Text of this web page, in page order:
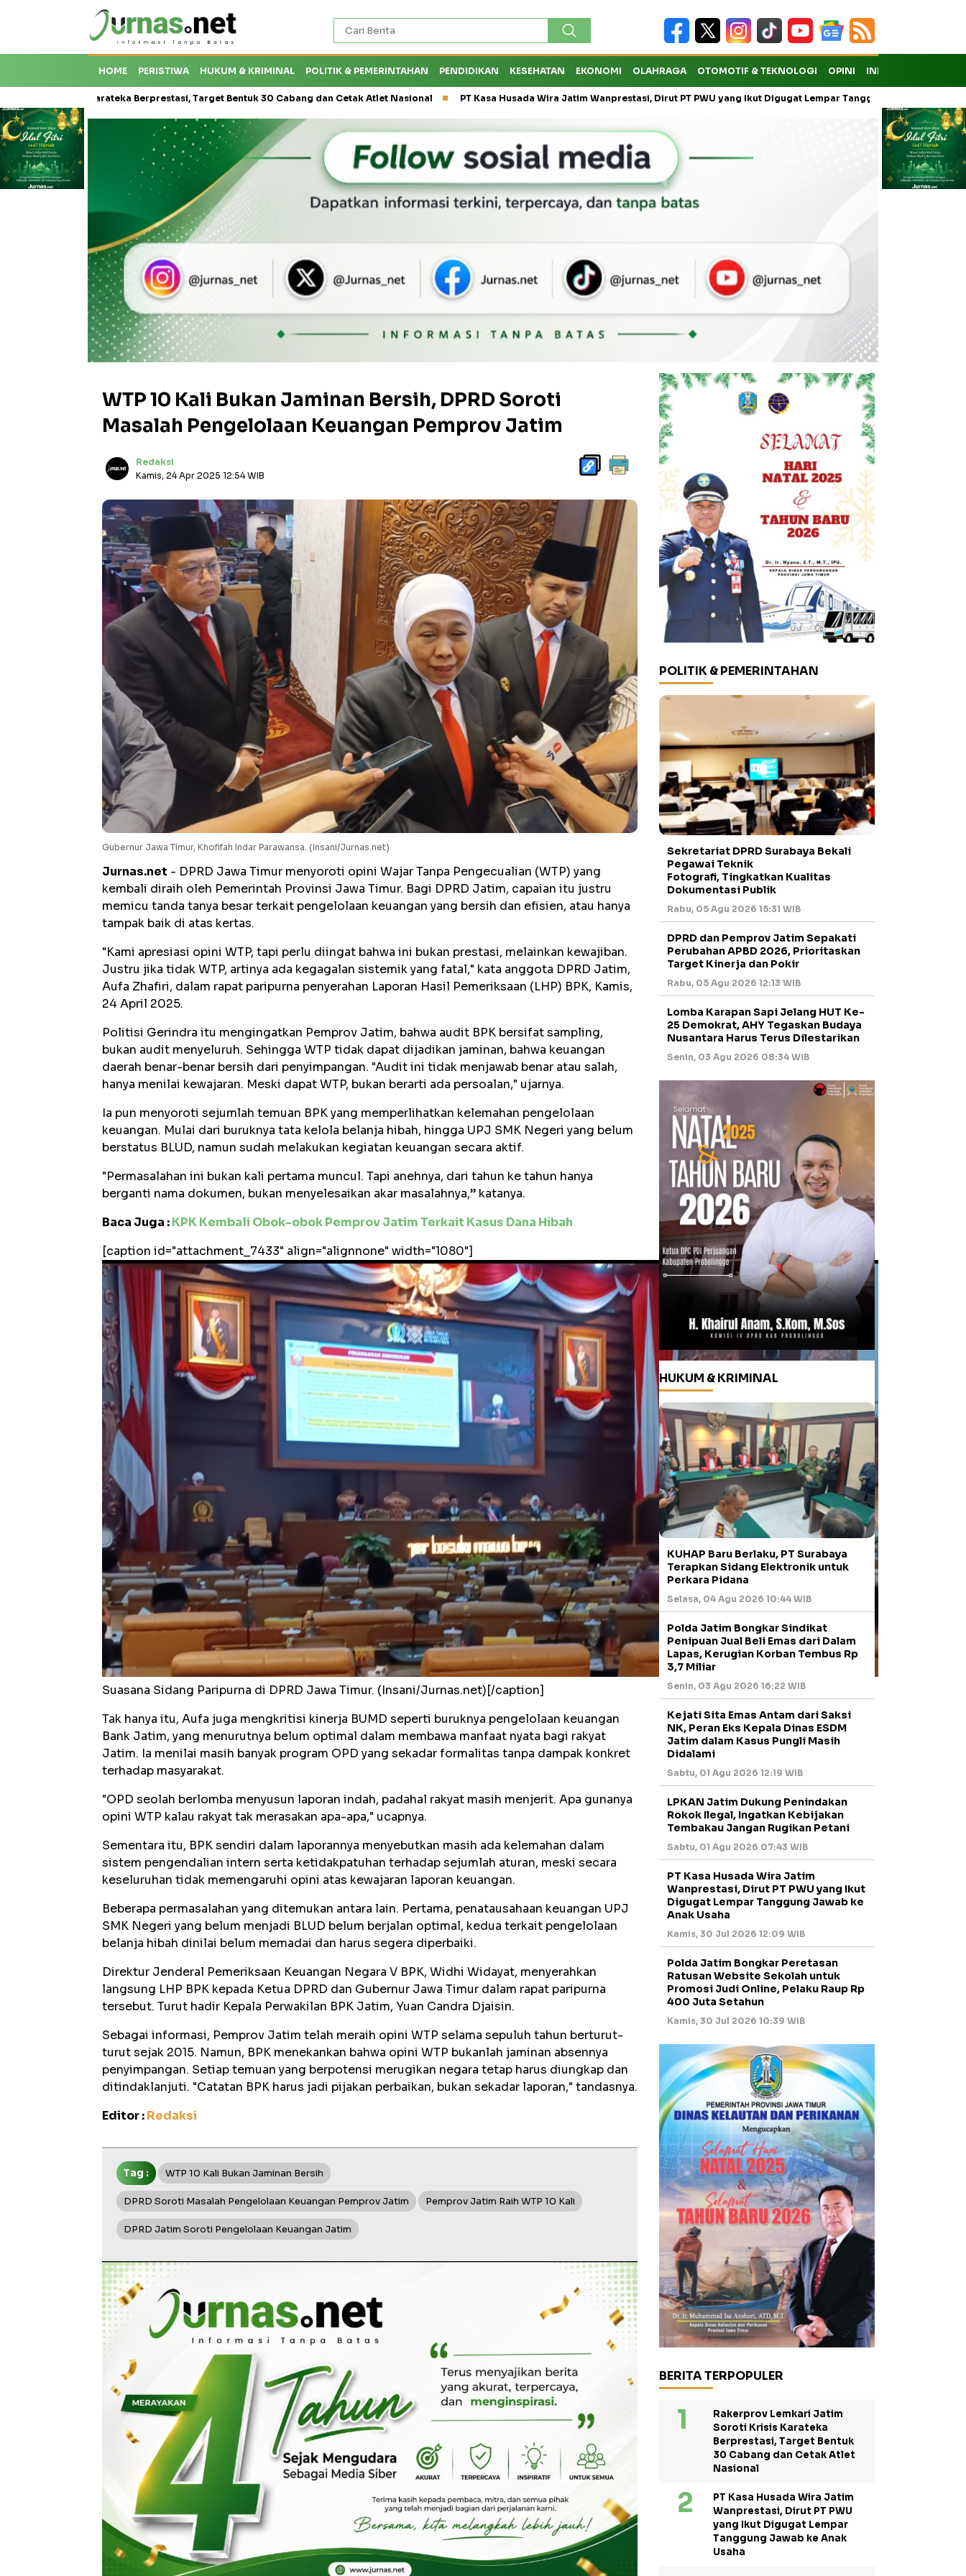
HOME PERISTIWA HUKUM & KRIMINAL POLITIK & PEMERINTAHAN PENDIDIKAN KESEHATAN EKONOMI OLAHRAGA OTOMOTIF & TEKNOLOGI OPINI INDEKS
Berprestasi, Target Bentuk 30 Cabang dan Cetak Atlet Nasional PT Kasa Husada Wira Jatim Wanprestasi, Dirut PT PWU yang Ikut Digugat Lempar Tanggung Jawab ke Anak Usaha
WTP 10 Kali Bukan Jaminan Bersih, DPRD Soroti
Masalah Pengelolaan Keuangan Pemprov Jatim
Redaksi
Kamis, 24 Apr 2025 12:54 WIB
Gubernur Jawa Timur, Khofifah Indar Parawansa. (Insani/Jurnas.net)
Jurnas.net - DPRD Jawa Timur menyoroti opini Wajar Tanpa Pengecualian (WTP) yang
kembali diraih oleh Pemerintah Provinsi Jawa Timur. Bagi DPRD Jatim, capaian itu justru
memicu tanda tanya besar terkait pengelolaan keuangan yang bersih dan efisien, atau hanya
tampak baik di atas kertas.
"Kami apresiasi opini WTP, tapi perlu diingat bahwa ini bukan prestasi, melainkan kewajiban.
Justru jika tidak WTP, artinya ada kegagalan sistemik yang fatal," kata anggota DPRD Jatim,
Aufa Zhafiri, dalam rapat paripurna penyerahan Laporan Hasil Pemeriksaan (LHP) BPK, Kamis,
24 April 2025.
Politisi Gerindra itu mengingatkan Pemprov Jatim, bahwa audit BPK bersifat sampling,
bukan audit menyeluruh. Sehingga WTP tidak dapat dijadikan jaminan, bahwa keuangan
daerah benar-benar bersih dari penyimpangan. "Audit ini tidak menjawab benar atau salah,
hanya menilai kewajaran. Meski dapat WTP, bukan berarti ada persoalan," ujarnya.
Ia pun menyoroti sejumlah temuan BPK yang memperlihatkan kelemahan pengelolaan
keuangan. Mulai dari buruknya tata kelola belanja hibah, hingga UPJ SMK Negeri yang belum
berstatus BLUD, namun sudah melakukan kegiatan keuangan secara aktif.
"Permasalahan ini bukan kali pertama muncul. Tapi anehnya, dari tahun ke tahun hanya
berganti nama dokumen, bukan menyelesaikan akar masalahnya,” katanya.
Baca Juga :KPK Kembali Obok-obok Pemprov Jatim Terkait Kasus Dana Hibah
[caption id="attachment_7433" align="alignnone" width="1080"]
Suasana Sidang Paripurna di DPRD Jawa Timur. (Insani/Jurnas.net)[/caption]
Tak hanya itu, Aufa juga mengkritisi kinerja BUMD seperti buruknya pengelolaan keuangan
Bank Jatim, yang menurutnya belum optimal dalam membawa manfaat nyata bagi rakyat
Jatim. Ia menilai masih banyak program OPD yang sekadar formalitas tanpa dampak konkret
terhadap masyarakat.
"OPD seolah berlomba menyusun laporan indah, padahal rakyat masih menjerit. Apa gunanya
opini WTP kalau rakyat tak merasakan apa-apa," ucapnya.
Sementara itu, BPK sendiri dalam laporannya menyebutkan masih ada kelemahan dalam
sistem pengendalian intern serta ketidakpatuhan terhadap sejumlah aturan, meski secara
keseluruhan tidak memengaruhi opini atas kewajaran laporan keuangan.
Beberapa permasalahan yang ditemukan antara lain. Pertama, penatausahaan keuangan UPJ
SMK Negeri yang belum menjadi BLUD belum berjalan optimal, kedua terkait pengelolaan
belanja hibah dinilai belum memadai dan harus segera diperbaiki.
Direktur Jenderal Pemeriksaan Keuangan Negara V BPK, Widhi Widayat, menyerahkan
langsung LHP BPK kepada Ketua DPRD dan Gubernur Jawa Timur dalam rapat paripurna
tersebut. Turut hadir Kepala Perwakilan BPK Jatim, Yuan Candra Djaisin.
Sebagai informasi, Pemprov Jatim telah meraih opini WTP selama sepuluh tahun berturut-
turut sejak 2015. Namun, BPK menekankan bahwa opini WTP bukanlah jaminan absennya
penyimpangan. Setiap temuan yang berpotensi merugikan negara tetap harus diungkap dan
ditindaklanjuti. "Catatan BPK harus jadi pijakan perbaikan, bukan sekadar laporan," tandasnya.
Editor :Redaksi
Tag : WTP 10 Kali Bukan Jaminan Bersih
DPRD Soroti Masalah Pengelolaan Keuangan Pemprov Jatim Pemprov Jatim Raih WTP 10 Kali
DPRD Jatim Soroti Pengelolaan Keuangan Jatim
POLITIK & PEMERINTAHAN
Sekretariat DPRD Surabaya Bekali
Pegawai Teknik
Fotografi, Tingkatkan Kualitas
Dokumentasi Publik
Rabu, 05 Agu 2026 15:31 WIB
DPRD dan Pemprov Jatim Sepakati
Perubahan APBD 2026, Prioritaskan
Target Kinerja dan Pokir
Rabu, 05 Agu 2026 12:13 WIB
Lomba Karapan Sapi Jelang HUT Ke-
25 Demokrat, AHY Tegaskan Budaya
Nusantara Harus Terus Dilestarikan
Senin, 03 Agu 2026 08:34 WIB
HUKUM & KRIMINAL
KUHAP Baru Berlaku, PT Surabaya
Terapkan Sidang Elektronik untuk
Perkara Pidana
Selasa, 04 Agu 2026 10:44 WIB
Polda Jatim Bongkar Sindikat
Penipuan Jual Beli Emas dari Dalam
Lapas, Kerugian Korban Tembus Rp
3,7 Miliar
Senin, 03 Agu 2026 16:22 WIB
Kejati Sita Emas Antam dari Saksi
NK, Peran Eks Kepala Dinas ESDM
Jatim dalam Kasus Pungli Masih
Didalami
Sabtu, 01 Agu 2026 12:19 WIB
LPKAN Jatim Dukung Penindakan
Rokok Ilegal, Ingatkan Kebijakan
Tembakau Jangan Rugikan Petani
Sabtu, 01 Agu 2026 07:43 WIB
PT Kasa Husada Wira Jatim
Wanprestasi, Dirut PT PWU yang Ikut
Digugat Lempar Tanggung Jawab ke
Anak Usaha
Kamis, 30 Jul 2026 12:09 WIB
Polda Jatim Bongkar Peretasan
Ratusan Website Sekolah untuk
Promosi Judi Online, Pelaku Raup Rp
400 Juta Setahun
Kamis, 30 Jul 2026 10:39 WIB
BERITA TERPOPULER
Rakerprov Lemkari Jatim
Soroti Krisis Karateka
Berprestasi, Target Bentuk
30 Cabang dan Cetak Atlet
Nasional
PT Kasa Husada Wira Jatim
Wanprestasi, Dirut PT PWU
yang Ikut Digugat Lempar
Tanggung Jawab ke Anak
Usaha